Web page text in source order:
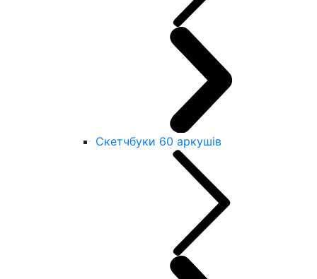
Скетчбуки 60 аркушів